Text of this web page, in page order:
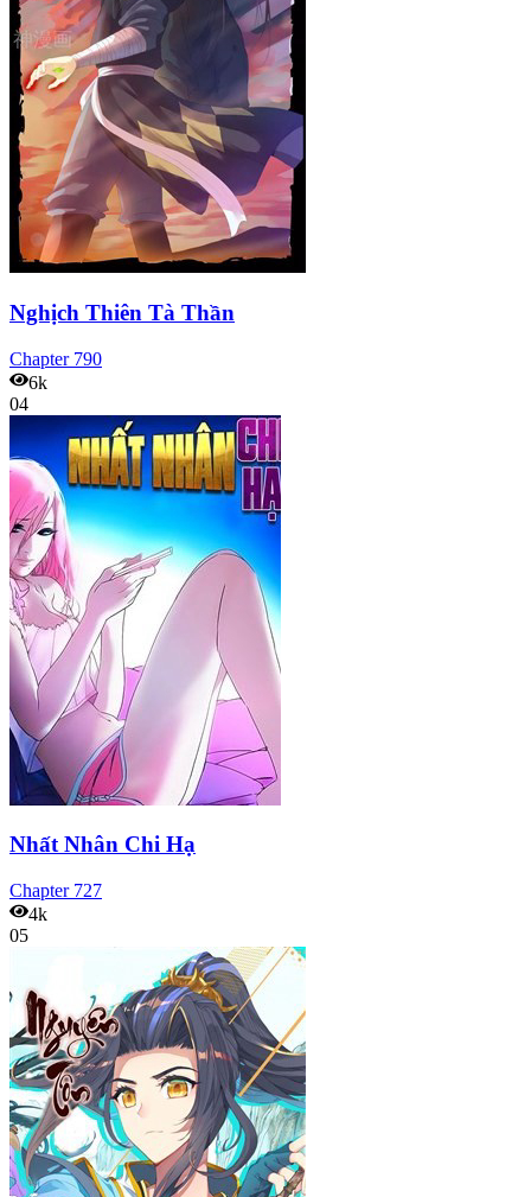
Nghịch Thiên Tà Thần
Chapter 790
6k
04
Nhất Nhân Chi Hạ
Chapter 727
4k
05